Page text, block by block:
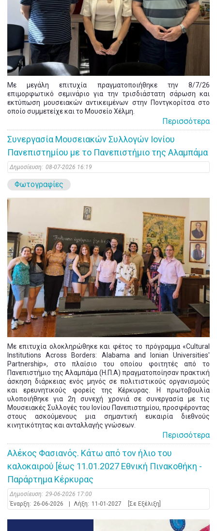
Με μεγάλη επιτυχία πραγματοποιήθηκε την 8/7/26
επιμορφωτικό σεμινάριο για την τρισδιάστατη σάρωση και
εκτύπωση μουσειακών αντικειμένων στην Ποντγκορίτσα στο
οποίο συμμετείχε και το Μουσείο Χέλμη.
Περισσότερα
Συνεργασία Μουσειακών Συλλογών Ιονίου
Πανεπιστημίου με το Πανεπιστήμιο της Αλαμπάμα
Δημοσίευση: 08-07-2026 16:19
Φωτογραφίες
Με επιτυχία ολοκληρώθηκε και φέτος το πρόγραμμα «Cultural
Institutions Across Borders: Alabama and Ionian Universities'
Partnership», στο πλαίσιο του οποίου φοιτητές από το
Πανεπιστήμιο της Αλαμπάμα (Η.Π.Α) πραγματοποίησαν πρακτική
άσκηση διάρκειας ενός μηνός σε πολιτιστικούς οργανισμούς
και ερευνητικούς φορείς της Κέρκυρας. Η πρωτοβουλία
υλοποιήθηκε για 2η συνεχή χρονιά σε συνεργασία με τις
Μουσειακές Συλλογές του Ιονίου Πανεπιστημίου, προσφέροντας
στους ασκούμενους μια σημαντική ευκαιρία διεθνούς
κινητικότητας και ανταλλαγής γνώσεων.
Περισσότερα
Αλέκος Φασιανός. Κάτω από τον ήλιο του
καλοκαιρού [έως 11.01.2027 Εθνική Πινακοθήκη -
Παράρτημα Κέρκυρας
Δημοσίευση: 29-06-2026 17:00
Έναρξη: 26-06-2026 | Λήξη: 11-01-2027 [Σε Εξέλιξη]